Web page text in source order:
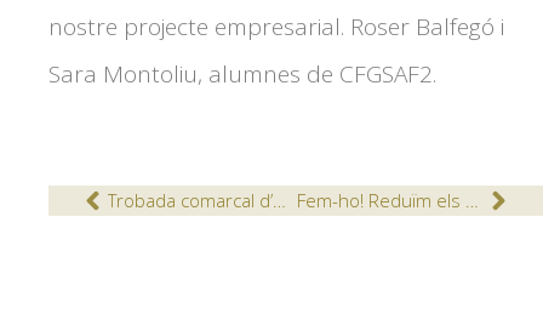
nostre projecte empresarial. Roser Balfegó i
Sara Montoliu, alumnes de CFGSAF2.
Trobada comarcal d’escacs Fem-ho! Reduïm els plàstics